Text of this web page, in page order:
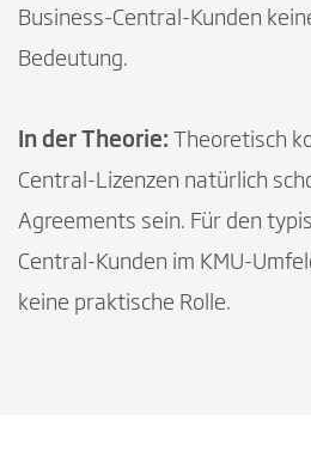
Business-Central-Kunden
Bedeutung.
In der Theorie:
Theoretisch
Central-Lizenzen natürlich
Agreements sein. Für den
Central-Kunden im KMU-
keine praktische Rolle.